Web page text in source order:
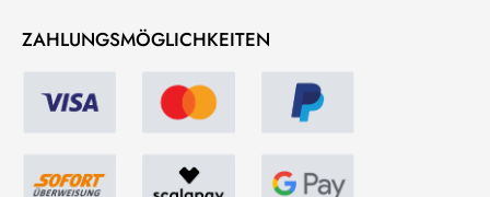
ZAHLUNGSMÖGLICHKEITEN